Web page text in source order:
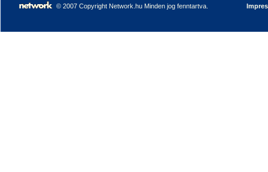
© 2007 Copyright Network.hu Minden jog fenntartva.